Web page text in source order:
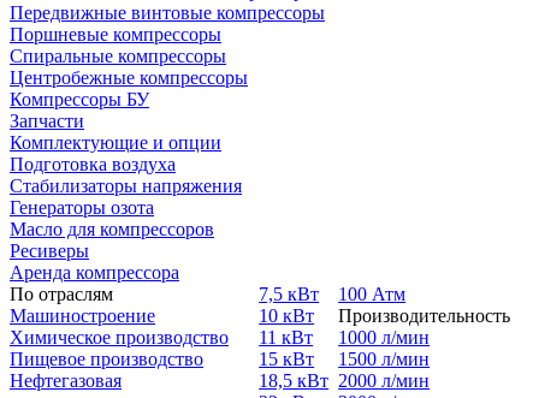
Передвижные винтовые компрессоры
Поршневые компрессоры
Спиральные компрессоры
Центробежные компрессоры
Компрессоры БУ
Запчасти
Комплектующие и опции
Подготовка воздуха
Стабилизаторы напряжения
Генераторы озота
Масло для компрессоров
Ресиверы
Аренда компрессора
По отраслям
Машиностроение
Химическое производство
Пищевое производство
Нефтегазовая
7,5 кВт
10 кВт
11 кВт
15 кВт
18,5 кВт
100 Атм
Производительность
1000 л/мин
1500 л/мин
2000 л/мин